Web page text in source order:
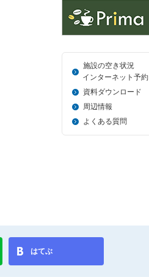
施設の空き状況
＿_ インターネット予約
資料ダウンロード
周辺情報
よくある質問
はてぶ